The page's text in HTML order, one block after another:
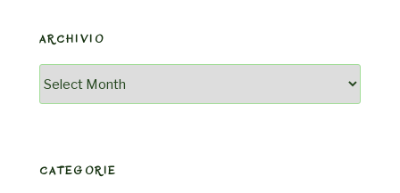
ARCHIVIO
Archivio
CATEGORIE